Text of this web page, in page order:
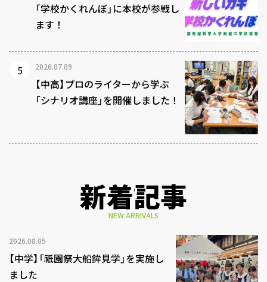
「学校かくれんぼ」に本校が参戦し
ます！
2026.07.09
【中高】プロのライターから学ぶ
「シナリオ講座」を開催しました！
新着記事
NEW ARRIVALS
2026.08.05
【中学】「祇園祭大船鉾見学」を実施し
ました